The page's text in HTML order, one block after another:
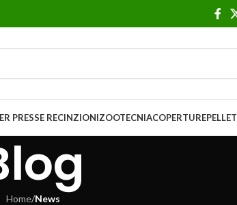
PRESSE RECINZIONIZOOTECNIACOPERTUREPELLET
Home/News